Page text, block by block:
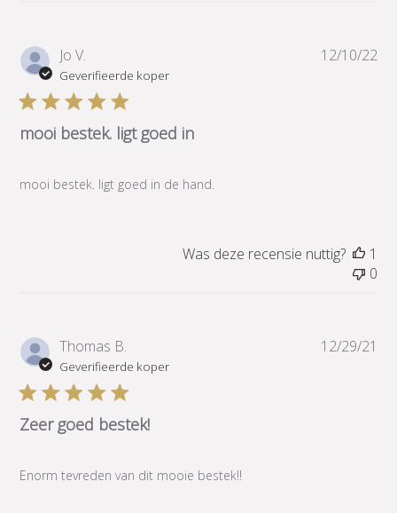
Jo V.
Geverifieerde koper
mooi bestek. ligt goed in
mooi bestek. ligt goed in de hand.
12/10/22
Was deze recensie nuttig?
1
0
Thomas B.
Geverifieerde koper
Zeer goed bestek!
Enorm tevreden van dit mooie bestek!!
12/29/21